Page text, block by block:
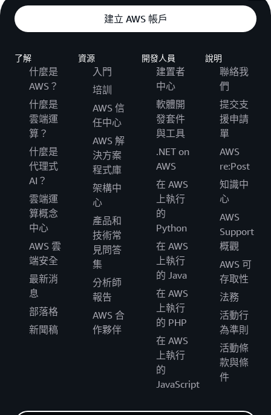
建立 AWS 帳戶
了解
什麼是
AWS？
什麼是
雲端運
算？
什麼是
代理式
AI？
雲端運
算概念
中心
AWS 雲
端安全
最新消
息
部落格
新聞稿
資源
入門
培訓
AWS 信
任中心
AWS 解
決方案
程式庫
架構中
心
產品和
技術常
見問答
集
分析師
報告
AWS 合
作夥伴
開發人員
建置者
中心
軟體開
發套件
與工具
.NET on
AWS
在 AWS
上執行
的
Python
在 AWS
上執行
的 Java
在 AWS
上執行
的 PHP
在 AWS
上執行
的
JavaScript
說明
聯絡我
們
提交支
援申請
單
AWS
re:Post
知識中
心
AWS
Support
概觀
AWS 可
存取性
法務
活動行
為準則
活動條
款與條
件